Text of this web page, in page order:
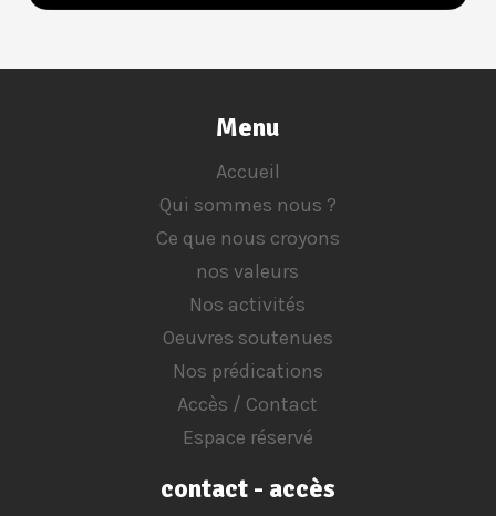
Menu
Accueil
Qui sommes nous ?
Ce que nous croyons
nos valeurs
Nos activités
Oeuvres soutenues
Nos prédications
Accès / Contact
Espace réservé
contact - accès